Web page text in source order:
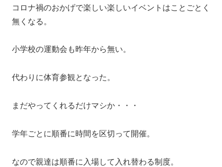
コロナ禍のおかげで楽しい楽しいイベントはことごとく
無くなる。
小学校の運動会も昨年から無い。
代わりに体育参観となった。
まだやってくれるだけマシか・・・
学年ごとに順番に時間を区切って開催。
なので親達は順番に入場して入れ替わる制度。